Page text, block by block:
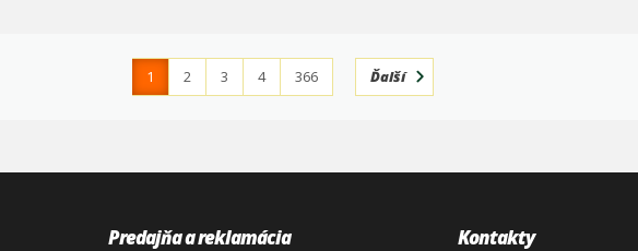
1 2 3 4 366 Ďalší
Predajňa a reklamácia Kontakty